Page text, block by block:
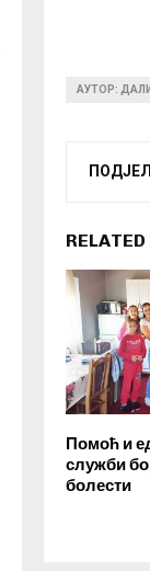
АУТОР:
Помоћ и
служби
болести